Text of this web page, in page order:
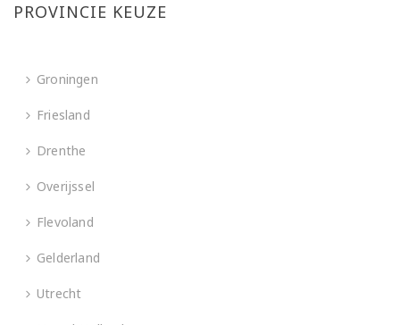
PROVINCIE KEUZE
Groningen
Friesland
Drenthe
Overijssel
Flevoland
Gelderland
Utrecht